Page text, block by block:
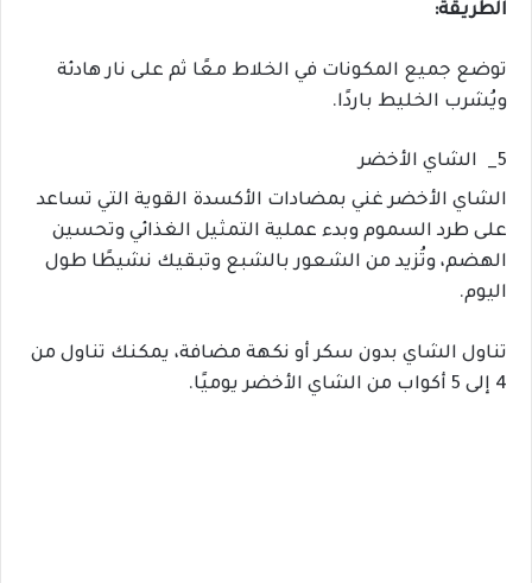
الطريقة:
توضع جميع المكونات في الخلاط معًا ثم على نار هادئة
ويُشرب الخليط باردًا.
5_ الشاي الأخضر
الشاي الأخضر غني بمضادات الأكسدة القوية التي تساعد
على طرد السموم وبدء عملية التمثيل الغذائي وتحسين
الهضم، وتُزيد من الشعور بالشبع وتبقيك نشيطًا طول
اليوم.
تناول الشاي بدون سكر أو نكهة مضافة، يمكنك تناول من
4 إلى 5 أكواب من الشاي الأخضر يوميًا.